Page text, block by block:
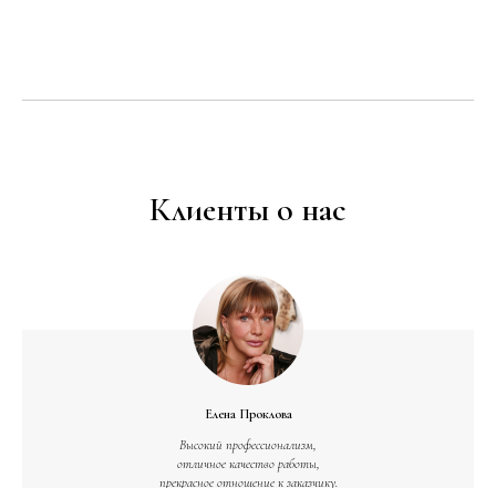
Клиенты о нас
Елена Проклова
Высокий профессионализм,
отличное качество работы,
прекрасное отношение к заказчику.